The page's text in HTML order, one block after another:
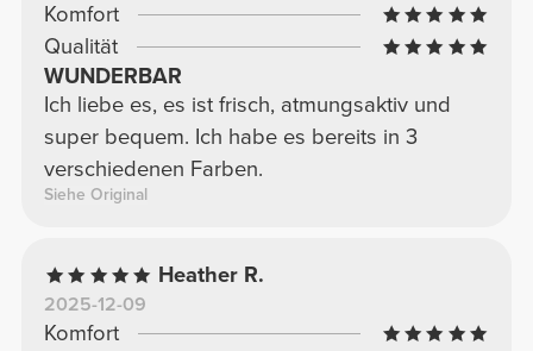
Komfort
Qualität
WUNDERBAR
Ich liebe es, es ist frisch, atmungsaktiv und
super bequem. Ich habe es bereits in 3
verschiedenen Farben.
Siehe Original
Heather R.
2025-12-09
Komfort